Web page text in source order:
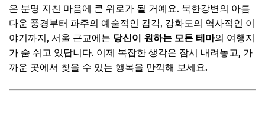
역사와 자연이 살아 숨 쉬는 섬, 강화도
📌 지금 뜨는 꿀정보! 놓치지 마세요
추가할인 코드 WRVE6
과거로의 시간 여행, 용인 한국민속촌 & 자연 속 힐링
옛 정취와 자연의 여유, 용인에서 만나다
은 분명 지친 마음에 큰 위로가 될 거예요. 북한강변의 아름
다운 풍경부터 파주의 예술적인 감각, 강화도의 역사적인 이
야기까지, 서울 근교에는 당신이 원하는 모든 테마의 여행지
가 숨 쉬고 있답니다. 이제 복잡한 생각은 잠시 내려놓고, 가
까운 곳에서 찾을 수 있는 행복을 만끽해 보세요.